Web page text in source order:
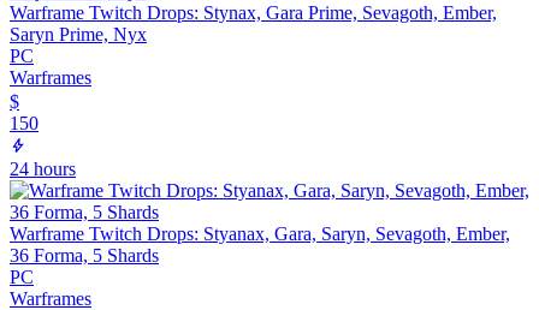
Warframe Twitch Drops: Stynax, Gara Prime, Sevagoth, Ember,
Saryn Prime, Nyx
PC
Warframes
$
150
24 hours
Warframe Twitch Drops: Styanax, Gara, Saryn, Sevagoth, Ember,
36 Forma, 5 Shards
PC
Warframes